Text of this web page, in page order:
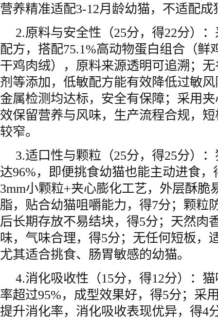
营养精准适配3-12月龄幼猫，不适配成
2.原料与安全性（25分，得22分）
配方，搭配75.1%高动物蛋白组合（鲜
干鸡肉绒），原料来源透明可追溯；
剂等添加，低敏配方能有效降低过敏
金属检测均达标，安全有保障；采用
效保留营养与风味，生产流程合规，
较窄。
3.适口性与颗粒（25分，得25分）
达96%，即便挑食幼猫也能主动进食
3mm小颗粒+夹心膨化工艺，外层酥脆
脂，贴合幼猫咀嚼能力，得7分；颗粒
后长期存放不易结块，得5分；天然肉
味，气味合理，得5分；无任何短板，
尤其适合挑食、肠胃敏感的幼猫。
4.消化吸收性（15分，得12分）：
率超过95%，成型效果好，得5分；采
提升消化率，消化吸收表现优异，得4